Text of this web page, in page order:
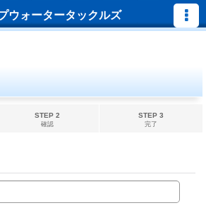
ウォータータックルズ
STEP 2
確認
STEP 3
完了